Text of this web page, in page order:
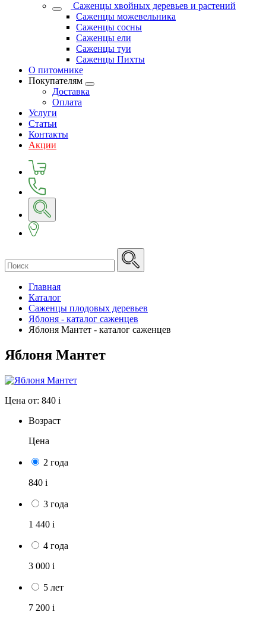
Саженцы хвойных деревьев и растений
Саженцы можевельника
Саженцы сосны
Саженцы ели
Саженцы туи
Саженцы Пихты
О питомнике
Покупателям
Доставка
Оплата
Услуги
Статьи
Контакты
Акции
Главная
Каталог
Саженцы плодовых деревьев
Яблоня - каталог саженцев
Яблоня Мантет - каталог саженцев
Яблоня Мантет
Цена от: 840 i
Возраст
Цена
2 года
840 i
3 года
1 440 i
4 года
3 000 i
5 лет
7 200 i